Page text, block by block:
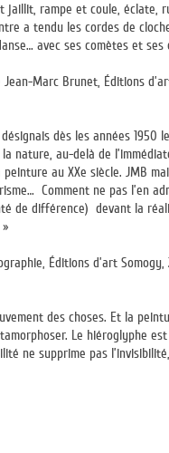
jaillit, rampe et coule, éclate,
a tendu les cordes de
avec ses comètes et ses
Marc Brunet, Éditions
dès les années
nature, au-delà de
au XXe siècle. JMB
Comment ne pas l’en
de différence) devant la
Éditions d’art Somogy,
des choses. Et la
Le hiéroglyphe
ne supprime pas